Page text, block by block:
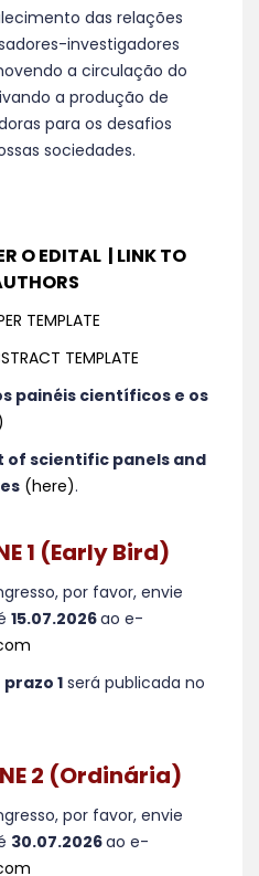
das relações
investigadores
a circulação do
a produção de
para os desafios
sociedades.
O EDITAL | LINK TO
TEMPLATE
TEMPLATE
painéis científicos e os
of scientific panels and
(here).
1 (Early Bird)
por favor, envie
15.07.2026ao e-
prazo 1 será publicada no
2 (Ordinária)
por favor, envie
30.07.2026ao e-